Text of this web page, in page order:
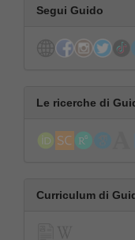
Segui Guido
Le ricerche di
Curriculum di